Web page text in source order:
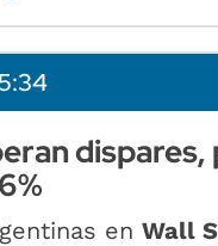
en Wall